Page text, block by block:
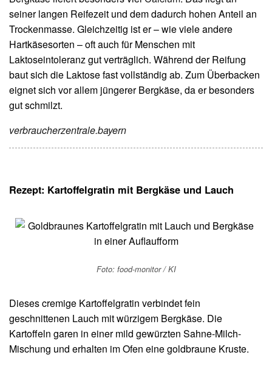
seiner langen Reifezeit und dem dadurch hohen Anteil an
Trockenmasse. Gleichzeitig ist er – wie viele andere
Hartkäsesorten – oft auch für Menschen mit
Laktoseintoleranz gut verträglich. Während der Reifung
baut sich die Laktose fast vollständig ab. Zum Überbacken
eignet sich vor allem jüngerer Bergkäse, da er besonders
gut schmilzt.
verbraucherzentrale.bayern
Rezept: Kartoffelgratin mit Bergkäse und Lauch
Foto: food-monitor / KI
Dieses cremige Kartoffelgratin verbindet fein
geschnittenen Lauch mit würzigem Bergkäse. Die
Kartoffeln garen in einer mild gewürzten Sahne-Milch-
Mischung und erhalten im Ofen eine goldbraune Kruste.